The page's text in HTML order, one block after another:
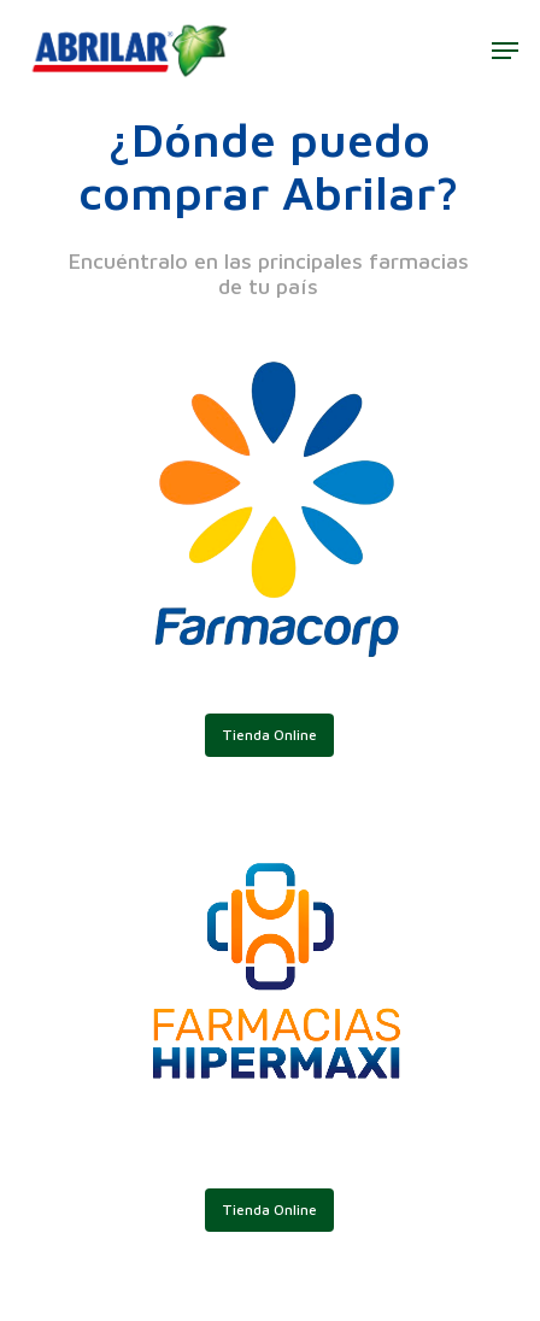
main
¿Dónde puedo
comprar Abrilar?
Encuéntralo en las principales farmacias
de tu país
Tienda Online
Tienda Online